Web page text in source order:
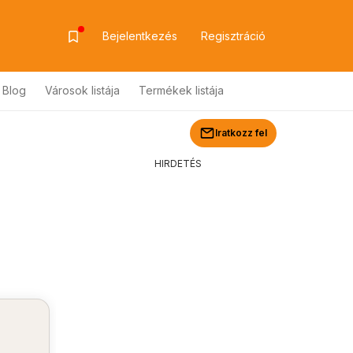
Bejelentkezés Regisztráció
Blog Városok listája Termékek listája
Iratkozz fel
HIRDETÉS